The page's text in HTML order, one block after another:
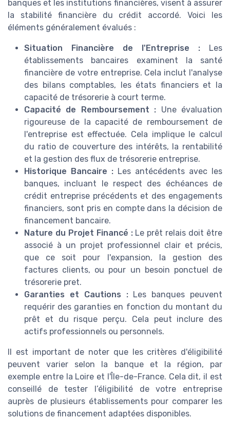
banques et les institutions financières, visent à assurer
la stabilité financière du crédit accordé. Voici les
éléments généralement évalués :
Situation Financière de l'Entreprise : Les
établissements bancaires examinent la santé
financière de votre entreprise. Cela inclut l'analyse
des bilans comptables, les états financiers et la
capacité de trésorerie à court terme.
Capacité de Remboursement : Une évaluation
rigoureuse de la capacité de remboursement de
l'entreprise est effectuée. Cela implique le calcul
du ratio de couverture des intérêts, la rentabilité
et la gestion des flux de trésorerie entreprise.
Historique Bancaire : Les antécédents avec les
banques, incluant le respect des échéances de
crédit entreprise précédents et des engagements
financiers, sont pris en compte dans la décision de
financement bancaire.
Nature du Projet Financé :Le prêt relais doit être
associé à un projet professionnel clair et précis,
que ce soit pour l'expansion, la gestion des
factures clients, ou pour un besoin ponctuel de
trésorerie pret.
Garanties et Cautions :Les banques peuvent
requérir des garanties en fonction du montant du
prêt et du risque perçu. Cela peut inclure des
actifs professionnels ou personnels.
Il est important de noter que les critères d'éligibilité
peuvent varier selon la banque et la région, par
exemple entre la Loire et l'Île-de-France. Cela dit, il est
conseillé de tester l’éligibilité de votre entreprise
auprès de plusieurs établissements pour comparer les
solutions de financement adaptées disponibles.